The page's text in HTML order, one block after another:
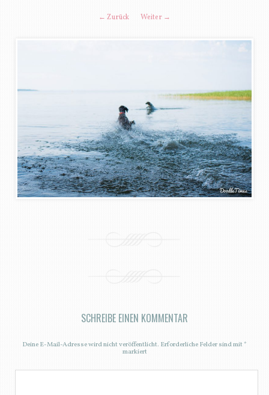
← Zurück Weiter →
SCHREIBE EINEN KOMMENTAR
Deine E-Mail-Adresse wird nicht veröffentlicht. Erforderliche Felder sind mit*
markiert